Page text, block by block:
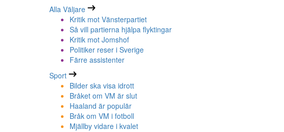
Alla Väljare
Kritik mot Vänsterpartiet
Så vill partierna hjälpa flyktingar
Kritik mot Jomshof
Politiker reser i Sverige
Färre assistenter
Sport
Bilder ska visa idrott
Bråket om VM är slut
Haaland är populär
Bråk om VM i fotboll
Mjällby vidare i kvalet